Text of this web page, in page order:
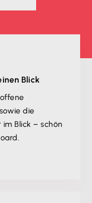
Blick
die
Blick – schön